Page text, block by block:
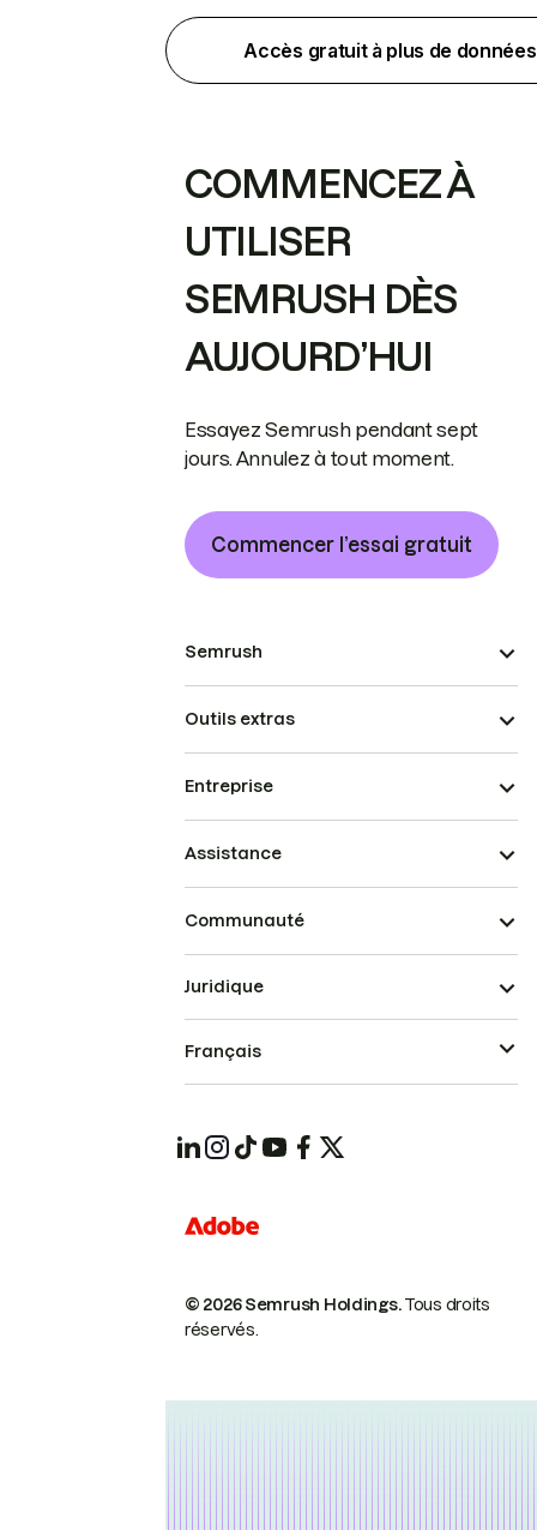
Accès gratuit à plus de données
COMMENCEZ À
UTILISER
SEMRUSH DÈS
AUJOURD’HUI
Essayez Semrush pendant sept
jours. Annulez à tout moment.
Commencer l’essai gratuit
Semrush
Outils extras
Entreprise
Assistance
Communauté
© 2026 Semrush Holdings.Tous droits
réservés.
Juridique
Français